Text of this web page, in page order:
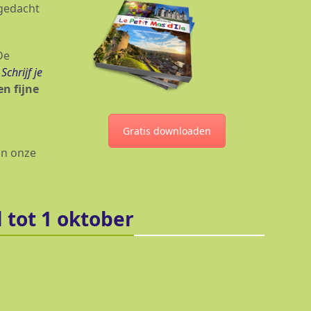
Schrijf je
fijne
onze
Gratis downloaden
tot 1 oktober